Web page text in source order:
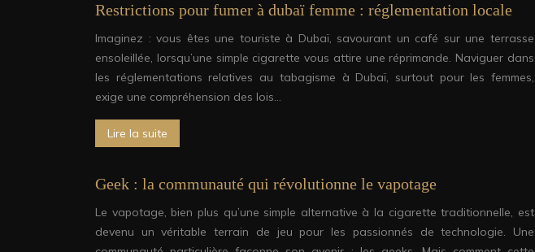
Restrictions pour fumer à dubaï femme : réglementation locale
Imaginez : vous êtes une touriste à Dubaï, savourant un café sur une terrasse
ensoleillée, lorsqu’une simple cigarette vous attire une réprimande. Naviguer dans
les réglementations relatives au tabagisme à Dubaï, surtout pour les femmes,
exige une compréhension des lois…
Lire la suite
Geek : la communauté qui révolutionne le vapotage
Le vapotage, bien plus qu’une simple alternative à la cigarette traditionnelle, est
devenu un véritable terrain de jeu pour les passionnés de technologie. Une